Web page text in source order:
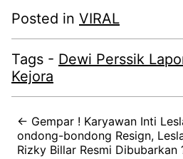
Posted in VIRAL
Tags - Dewi Perssik
Kejora
← Gempar ! Karyawan Inti
ondong-bondong Resign,
Rizky Billar Resmi Dibubarkan